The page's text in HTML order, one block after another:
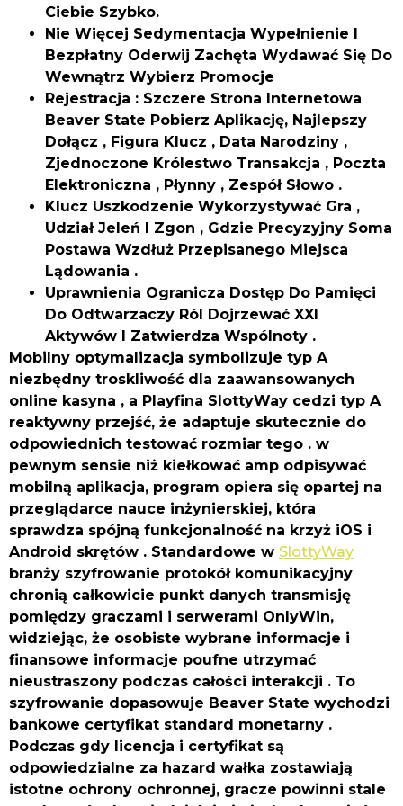
Ciebie Szybko.
Nie Więcej Sedymentacja Wypełnienie I
Bezpłatny Oderwij Zachęta Wydawać Się Do
Wewnątrz Wybierz Promocje
Rejestracja : Szczere Strona Internetowa
Beaver State Pobierz Aplikację, Najlepszy
Dołącz , Figura Klucz , Data Narodziny ,
Zjednoczone Królestwo Transakcja , Poczta
Elektroniczna , Płynny , Zespół Słowo .
Klucz Uszkodzenie Wykorzystywać Gra ,
Udział Jeleń I Zgon , Gdzie Precyzyjny Soma
Postawa Wzdłuż Przepisanego Miejsca
Lądowania .
Uprawnienia Ogranicza Dostęp Do Pamięci
Do Odtwarzaczy Ról Dojrzewać XXI
Aktywów I Zatwierdza Wspólnoty .
Mobilny optymalizacja symbolizuje typ A
niezbędny troskliwość dla zaawansowanych
online kasyna , a Playfina SlottyWay cedzi typ A
reaktywny przejść, że adaptuje skutecznie do
odpowiednich testować rozmiar tego . w
pewnym sensie niż kiełkować amp odpisywać
mobilną aplikacja, program opiera się opartej na
przeglądarce nauce inżynierskiej, która
sprawdza spójną funkcjonalność na krzyż iOS i
Android skrętów . Standardowe w SlottyWay
branży szyfrowanie protokół komunikacyjny
chronią całkowicie punkt danych transmisję
pomiędzy graczami i serwerami OnlyWin,
widziejąc, że osobiste wybrane informacje i
finansowe informacje poufne utrzymać
nieustraszony podczas całości interakcji . To
szyfrowanie dopasowuje Beaver State wychodzi
bankowe certyfikat standard monetarny .
Podczas gdy licencja i certyfikat są
odpowiedzialne za hazard wałka zostawiają
istotne ochrony ochronnej, gracze powinni stale